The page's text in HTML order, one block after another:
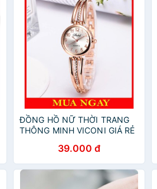
ĐỒNG HỒ NỮ THỜI TRANG
THÔNG MINH VICONI GIÁ RẺ
39.000 đ